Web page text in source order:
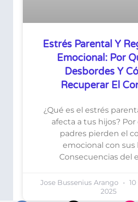
Estrés Parental Y
Emocional: Por
Desbordes Y
Recuperar El
¿Qué es el estrés
afecta a tus hijos?
padres pierden el
emocional con sus
Consecuencias del
Jose Bussenius Arango
2025